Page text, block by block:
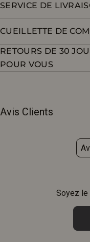
SERVICE DE
CUEILLETTE DE
RETOURS DE 30
POUR VOUS
Avis Clients
Soyez le